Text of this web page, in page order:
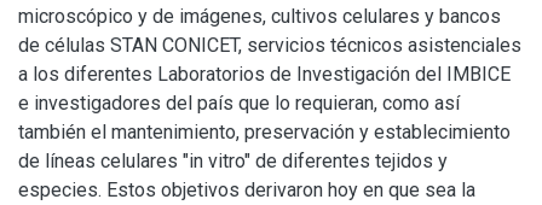
microscópico y de imágenes, cultivos celulares y bancos
de células STAN CONICET, servicios técnicos asistenciales
a los diferentes Laboratorios de Investigación del IMBICE
e investigadores del país que lo requieran, como así
también el mantenimiento, preservación y establecimiento
de líneas celulares "in vitro" de diferentes tejidos y
especies. Estos objetivos derivaron hoy en que sea la